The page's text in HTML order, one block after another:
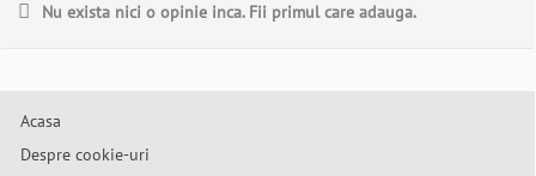
Nu exista nici o opinie inca. Fii primul care adauga.
Acasa
Despre cookie-uri